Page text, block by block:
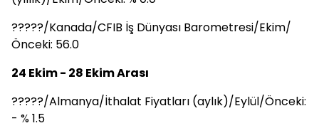
?????/Kanada/CFIB İş Dünyası Barometresi/Ekim/
Önceki: 56.0
24 Ekim - 28 Ekim Arası
?????/Almanya/İthalat Fiyatları (aylık)/Eylül/Önceki:
- % 1.5